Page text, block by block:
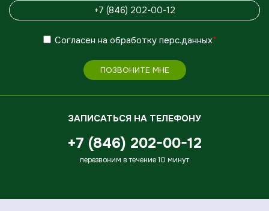
Согласен на обработку перс.данных*
ПОЗВОНИТЕ МНЕ
ЗАПИСАТЬСЯ НА ТЕЛЕФОНУ
+7 (846) 202-00-12
перезвоним в течение 10 минут